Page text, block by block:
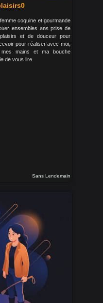
coquine et gourmande
ensembles ans prise de
et de douceur pour
pour réaliser avec moi,
mains et ma bouche
de vous lire.
Sans Lendemain